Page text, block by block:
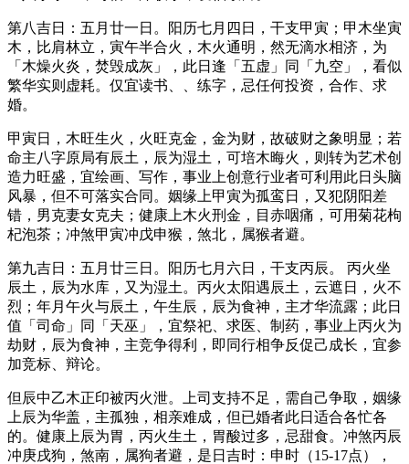
第八吉日：五月廿一日。阳历七月四日，干支甲寅；甲木坐寅
木，比肩林立，寅午半合火，木火通明，然无滴水相济，为
「木燥火炎，焚毁成灰」，此日逢「五虚」同「九空」，看似
繁华实则虚耗。仅宜读书、、练字，忌任何投资，合作、求
婚。
甲寅日，木旺生火，火旺克金，金为财，故破财之象明显；若
命主八字原局有辰土，辰为湿土，可培木晦火，则转为艺术创
造力旺盛，宜绘画、写作，事业上创意行业者可利用此日头脑
风暴，但不可落实合同。姻缘上甲寅为孤鸾日，又犯阴阳差
错，男克妻女克夫；健康上木火刑金，目赤咽痛，可用菊花枸
杞泡茶；冲煞甲寅冲戊申猴，煞北，属猴者避。
第九吉日：五月廿三日。阳历七月六日，干支丙辰。 丙火坐
辰土，辰为水库，又为湿土。丙火太阳遇辰土，云遮日，火不
烈；年月午火与辰土，午生辰，辰为食神，主才华流露；此日
值「司命」同「天巫」，宜祭祀、求医、制药，事业上丙火为
劫财，辰为食神，主竞争得利，即同行相争反促己成长，宜参
加竞标、辩论。
但辰中乙木正印被丙火泄。上司支持不足，需自己争取，姻缘
上辰为华盖，主孤独，相亲难成，但已婚者此日适合各忙各
的。健康上辰为胃，丙火生土，胃酸过多，忌甜食。冲煞丙辰
冲庚戌狗，煞南，属狗者避，是日吉时：申时（15-17点），